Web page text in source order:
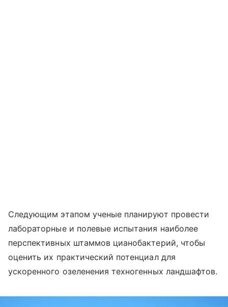
Следующим этапом ученые планируют провести
лабораторные и полевые испытания наиболее
перспективных штаммов цианобактерий, чтобы
оценить их практический потенциал для
ускоренного озеленения техногенных ландшафтов.